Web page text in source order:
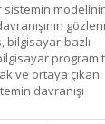
sistemin
bilgisayar-bazlı
program
ve ortaya çıkan
davranışı